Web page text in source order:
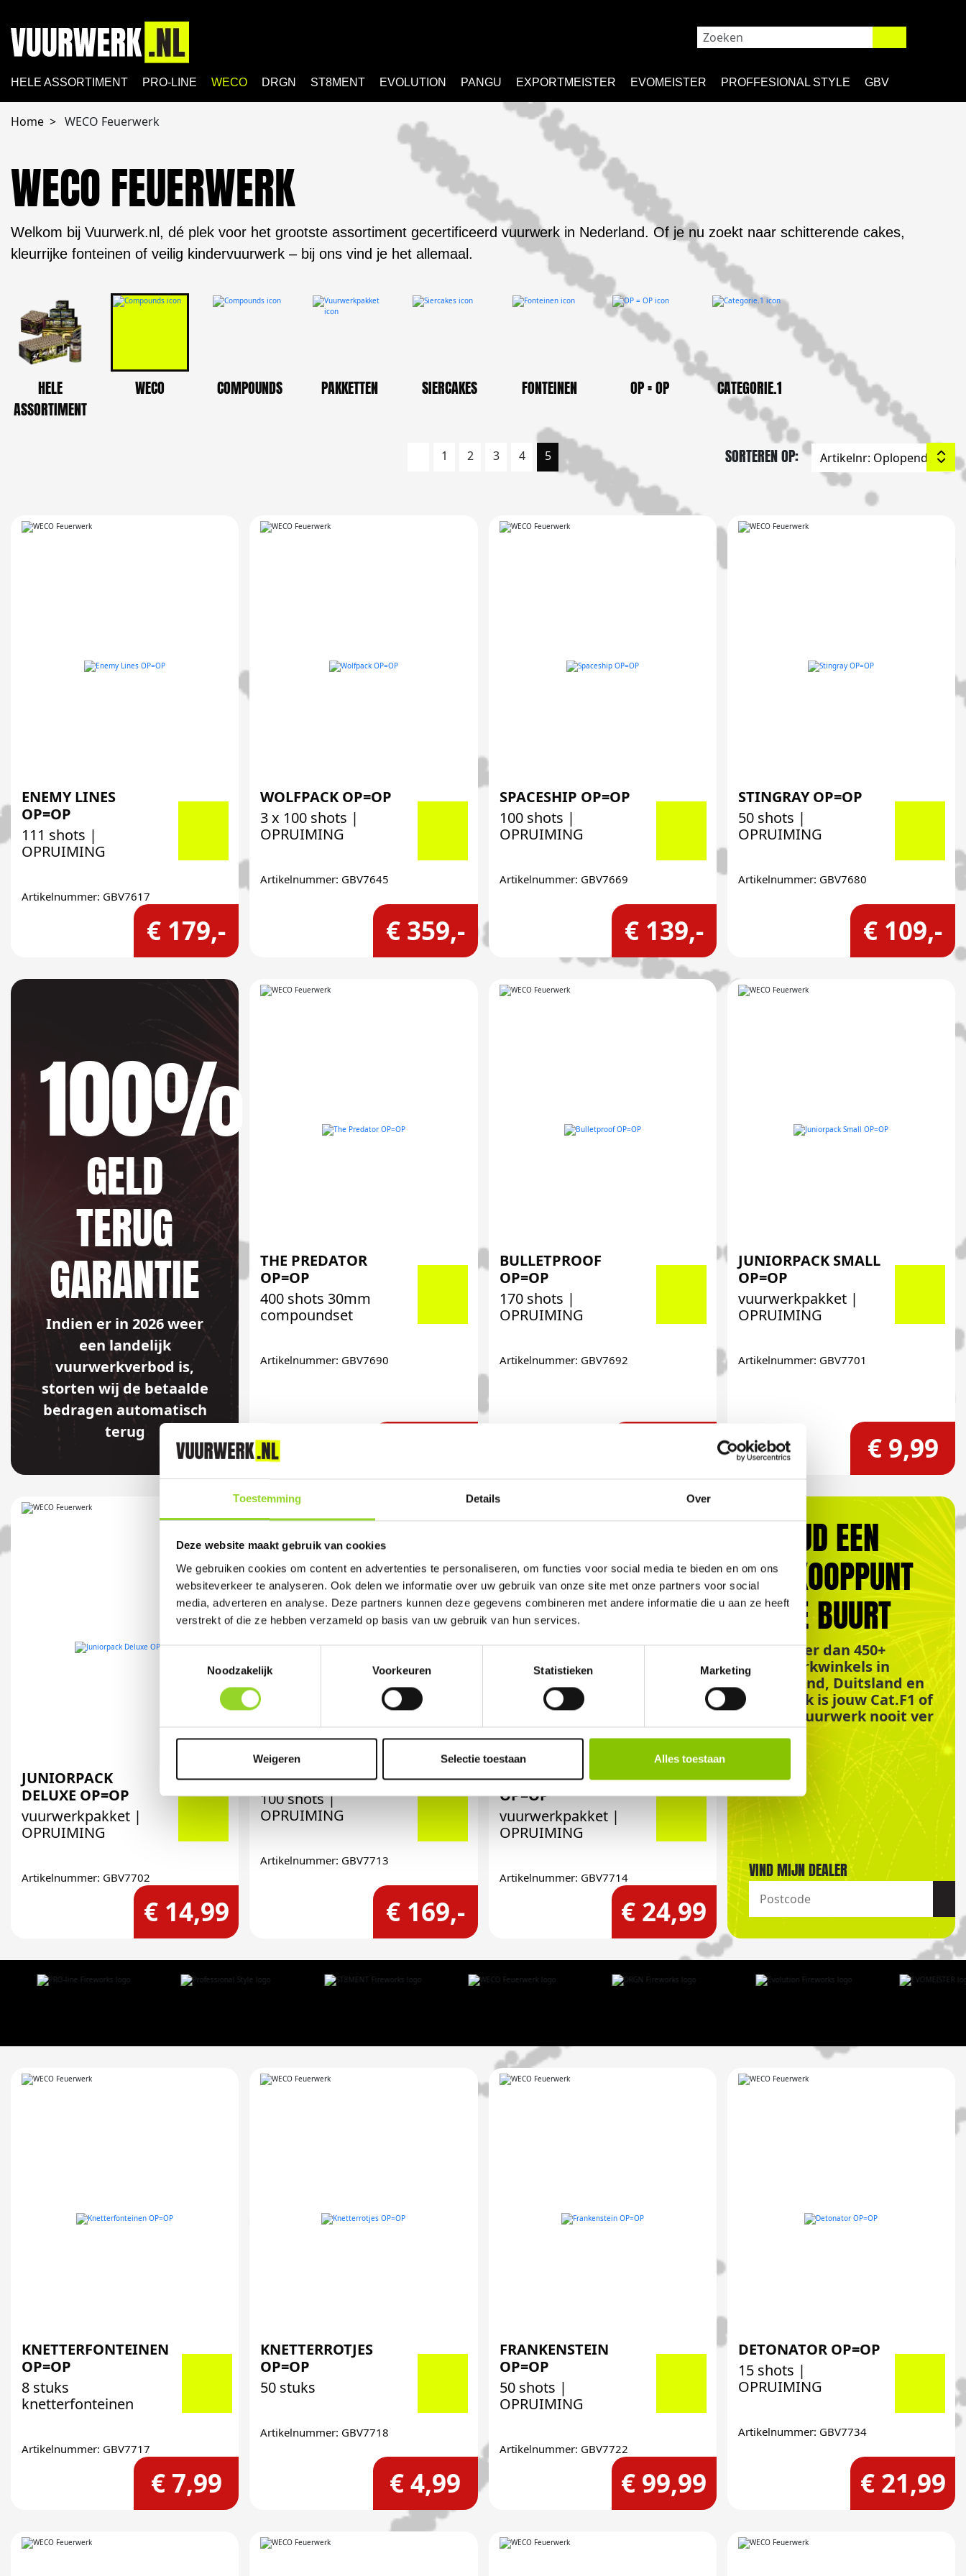
Toestemming Details Over
Deze website maakt gebruik van cookies
We gebruiken cookies om content en advertenties te personaliseren, om functies voor social media te bieden en om ons
websiteverkeer te analyseren. Ook delen we informatie over uw gebruik van onze site met onze partners voor social
media, adverteren en analyse. Deze partners kunnen deze gegevens combineren met andere informatie die u aan ze heeft
verstrekt of die ze hebben verzameld op basis van uw gebruik van hun services.
Noodzakelijk
Voorkeuren Statistieken Marketing
Weigeren Selectie toestaan Alles toestaan
HELE ASSORTIMENT PRO-LINE WECO DRGN ST8MENT EVOLUTION PANGU EXPORTMEISTER EVOMEISTER PROFFESIONAL STYLE GBV
Home WECO Feuerwerk
WECO FEUERWERK
Welkom bij Vuurwerk.nl, dé plek voor het grootste assortiment gecertificeerd vuurwerk in Nederland. Of je nu zoekt naar schitterende cakes,
kleurrijke fonteinen of veilig kindervuurwerk – bij ons vind je het allemaal.
HELE
ASSORTIMENT
WECO COMPOUNDS PAKKETTEN SIERCAKES FONTEINEN OP = OP CATEGORIE.1
SORTEREN OP:
1 2 3 4 5
ENEMY LINES
OP=OP
111 shots |
OPRUIMING
Artikelnummer: GBV7617
€ 179,-
WOLFPACK OP=OP
3 x 100 shots |
OPRUIMING
Artikelnummer: GBV7645
€ 359,-
SPACESHIP OP=OP
100 shots |
OPRUIMING
Artikelnummer: GBV7669
€ 139,-
STINGRAY OP=OP
50 shots |
OPRUIMING
Artikelnummer: GBV7680
€ 109,-
100%
GELD
TERUG
GARANTIE
Indien er in 2026 weer
een landelijk
vuurwerkverbod is,
storten wij de betaalde
bedragen automatisch
terug
THE PREDATOR
OP=OP
400 shots 30mm
compoundset
Artikelnummer: GBV7690
BULLETPROOF
OP=OP
170 shots |
OPRUIMING
Artikelnummer: GBV7692
JUNIORPACK SMALL
OP=OP
vuurwerkpakket |
OPRUIMING
Artikelnummer: GBV7701
€ 9,99
JUNIORPACK
DELUXE OP=OP
vuurwerkpakket |
OPRUIMING
Artikelnummer: GBV7702
€ 14,99
COMPASS OP=OP
100 shots |
OPRUIMING
Artikelnummer: GBV7713
€ 169,-
SIERASSORTIMENT
OP=OP
vuurwerkpakket |
OPRUIMING
Artikelnummer: GBV7714
€ 24,99
ALTIJD EEN
VERKOOPPUNT
IN DE BUURT
Met meer dan 450+
vuurwerkwinkels in
Nederland, Duitsland en
Frankrijk is jouw Cat.F1 of
Cat.F2 vuurwerk nooit ver
weg!
VIND MIJN DEALER
KNETTERFONTEINEN
OP=OP
8 stuks
knetterfonteinen
Artikelnummer: GBV7717
€ 7,99
KNETTERROTJES
OP=OP
50 stuks
Artikelnummer: GBV7718
€ 4,99
FRANKENSTEIN
OP=OP
50 shots |
OPRUIMING
Artikelnummer: GBV7722
€ 99,99
DETONATOR OP=OP
15 shots |
OPRUIMING
Artikelnummer: GBV7734
€ 21,99